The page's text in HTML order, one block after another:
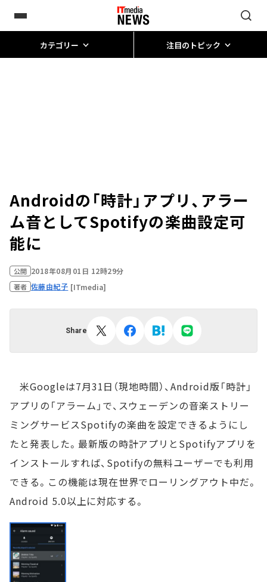
カテゴリー 注目のトピック
Androidの「時計」アプリ、アラー
ム音としてSpotifyの楽曲設定可
能に
公開 2018年08月01日 12時29分
著者 佐藤由紀子 [ITmedia]
Share
米Googleは7月31日（現地時間）、Android版「時計」
アプリの「アラーム」で、スウェーデンの音楽ストリー
ミングサービスSpotifyの楽曲を設定できるようにし
たと発表した。最新版の時計アプリとSpotifyアプリを
インストールすれば、Spotifyの無料ユーザーでも利用
できる。この機能は現在世界でローリングアウト中だ。
Android 5.0以上に対応する。